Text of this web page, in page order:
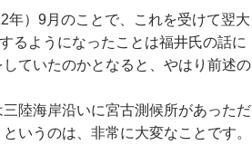
）9月のことで、これを受けて翌大
るようになったことは福井氏の話に
ていたのかとなると、やはり前述の
陸海岸沿いに宮古測候所があっただ
いうのは、非常に大変なことです。